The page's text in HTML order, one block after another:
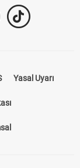
Yasal Uyarı